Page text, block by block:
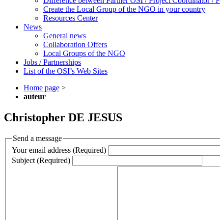
Create the Local Group of the NGO in your country
Resources Center
News
General news
Collaboration Offers
Local Groups of the NGO
Jobs / Partnerships
List of the OSI’s Web Sites
Home page >
auteur
Christopher DE JESUS
Send a message
Your email address (Required)
Subject (Required)